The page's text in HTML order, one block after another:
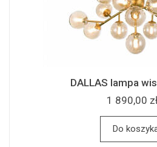
DALLAS lampa
1 890,00
Do